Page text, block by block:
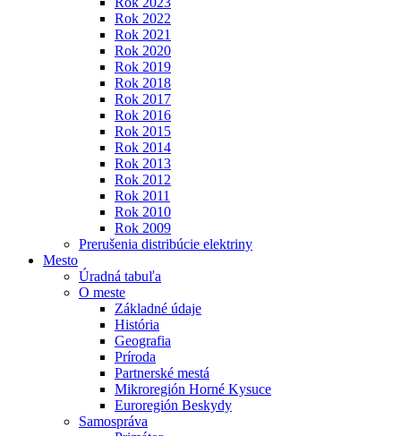
Rok 2022
Rok 2021
Rok 2020
Rok 2019
Rok 2018
Rok 2017
Rok 2016
Rok 2015
Rok 2014
Rok 2013
Rok 2012
Rok 2011
Rok 2010
Rok 2009
Prerušenia distribúcie elektriny
Mesto
Úradná tabuľa
O meste
Základné údaje
História
Geografia
Príroda
Partnerské mestá
Mikroregión Horné Kysuce
Euroregión Beskydy
Samospráva